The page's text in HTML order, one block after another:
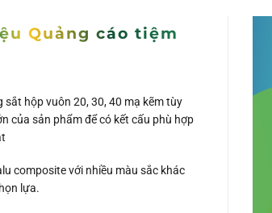
Quảng cáo tiệm
sắt hộp vuôn 20, 30, 40 mạ kẽm tùy
của sản phẩm để có kết cấu phù hợp
composite với nhiều màu sắc khác
lựa.